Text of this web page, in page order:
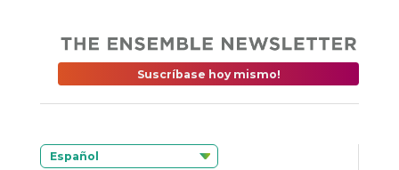
Suscríbase hoy mismo!
Español